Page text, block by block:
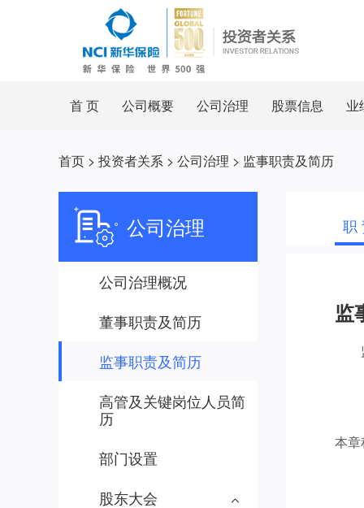
首 页 公司概要 公司治理 股票信息 业
首页 > 投资者关系 > 公司治理 > 监事职责及简历
公司治理
公司治理概况
董事职责及简历
监事职责及简历
高管及关键岗位人员简
历
部门设置
股东大会
职
监
本章